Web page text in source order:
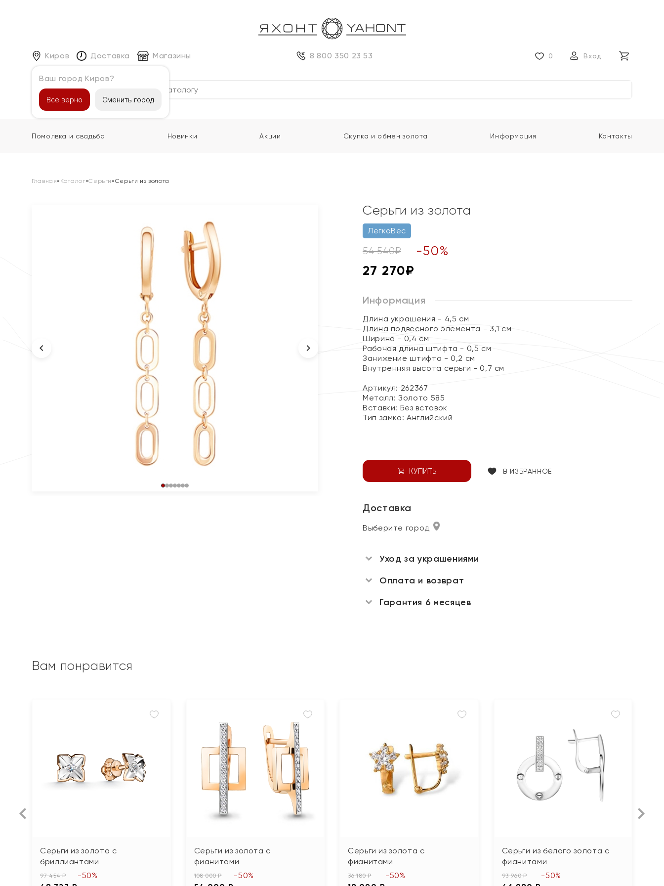
Киров
Ваш город Киров?
Все верно Сменить город
Доставка Магазины 8 800 350 23 53 0 Вход
Каталог
Помолвка и свадьба Новинки Акции Скупка и обмен золота Информация Контакты
Главная» Каталог»Серьги »Серьги из золота
Серьги из золота
ЛегкоВес
54 540₽ -50%
27 270₽
Информация
Длина украшения - 4,5 см
Длина подвесного элемента - 3,1 см
Ширина - 0,4 см
Рабочая длина штифта - 0,5 см
Занижение штифта - 0,2 см
Внутренняя высота серьги - 0,7 см
Артикул: 262367
Металл:Золото 585
Вставки: Без вставок
Тип замка:Английский
КУПИТЬ В ИЗБРАННОЕ
Доставка
Выберите город
Уход за украшениями
Оплата и возврат
Гарантия 6 месяцев
Вам понравится
Серьги из золота с
бриллиантами
97 454 ₽ -50%
Серьги из золота с
фианитами
108 000 ₽ -50%
Серьги из золота с
фианитами
36 180 ₽ -50%
Серьги из белого золота с
фианитами
93 960 ₽ -50%